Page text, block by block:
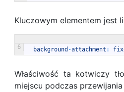
Kluczowym elementem jest
6 background -attachment :
Właściwość ta kotwiczy
miejscu podczas przewijania